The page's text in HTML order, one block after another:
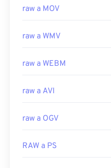
raw a MOV
raw a WMV
raw a WEBM
raw a AVI
raw a OGV
RAW a PS